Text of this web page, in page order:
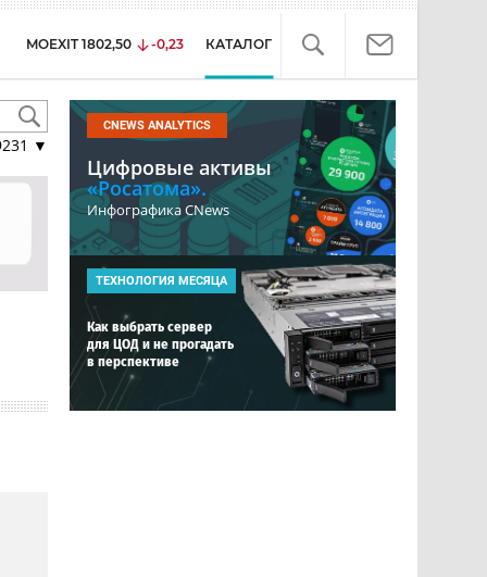
MOEXIT 1802,50 -0,23 КАТАЛОГ
▼
CNEWS ANALYTICS
Цифровые активы
«Росатома».
Инфографика CNews
ТЕХНОЛОГИЯ МЕСЯЦА
Как выбрать сервер
для ЦОД и не прогадать
в перспективе